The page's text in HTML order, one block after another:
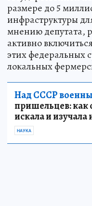
размере до 5
инфраструктуры
мнению депутата,
активно
этих федеральных
локальных
Над СССР
пришельцев: как
искала и
НАУКА